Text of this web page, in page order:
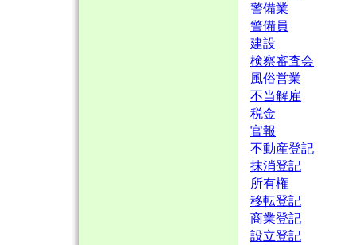
警備業
警備員
建設
検察審査会
風俗営業
不当解雇
税金
官報
不動産登記
抹消登記
所有権
移転登記
商業登記
設立登記